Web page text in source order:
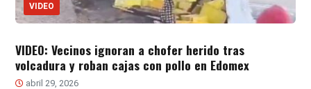
VIDEO
VIDEO: Vecinos ignoran a chofer herido tras
volcadura y roban cajas con pollo en Edomex
abril 29, 2026